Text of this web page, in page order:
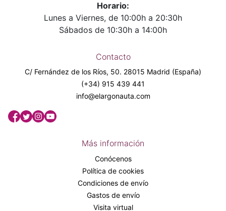
Horario:
Lunes a Viernes, de 10:00h a 20:30h
Sábados de 10:30h a 14:00h
Contacto
C/ Fernández de los Ríos, 50. 28015 Madrid (España)
(+34) 915 439 441
info@elargonauta.com
Más información
Conócenos
Política de cookies
Condiciones de envío
Gastos de envío
Visita virtual